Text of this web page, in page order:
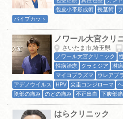
包皮小帯形成術
長茎術
パイプカット
ノワール大宮クリ
さいたま市,埼玉県
ノワール大宮クリニック
性病治療
クラミジア 淋病
マイコプラズマ
ウレアプ
アデノウイルス
HPV 尖圭コンジローマ
陰部の痛み
のどの痛み 不正出血 下腹部痛
はらクリニック